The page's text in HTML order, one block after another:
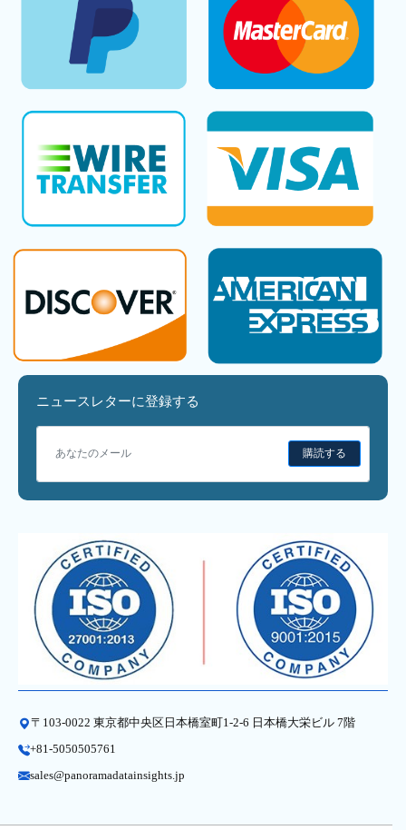
ニュースレターに登録する
購読する
〒103-0022 東京都中央区日本橋室町1-2-6 日本橋大栄ビル 7階
+81-5050505761
sales@panoramadatainsights.jp